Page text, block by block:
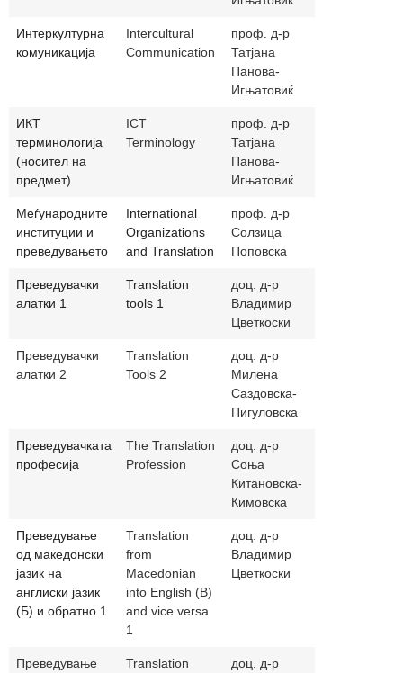
Интеркултурна
комуникација
Intercultural
Communication
проф. д-р
Татјана
Панова-
Игњатовиќ
ИКТ
терминологија
(носител на
предмет)
ICT
Terminology
проф. д-р
Татјана
Панова-
Игњатовиќ
Meѓународните
институции и
преведувањето
International
Organizations
and Translation
проф. д-р
Солзица
Поповска
Преведувачки
алатки 1
Translation
tools 1
доц. д-р
Владимир
Цветкоски
Преведувачки
алатки 2
Translation
Tools 2
доц. д-р
Милена
Саздовска-
Пигуловска
Преведувачката
професија
The Translation
Profession
доц. д-р
Соња
Китановска-
Кимовска
Преведување
од македонски
јазик на
англиски јазик
(Б) и обратно 1
Translation
from
Macedonian
into English (B)
and vice versa
1
доц. д-р
Владимир
Цветкоски
Преведување
Translation
доц. д-р